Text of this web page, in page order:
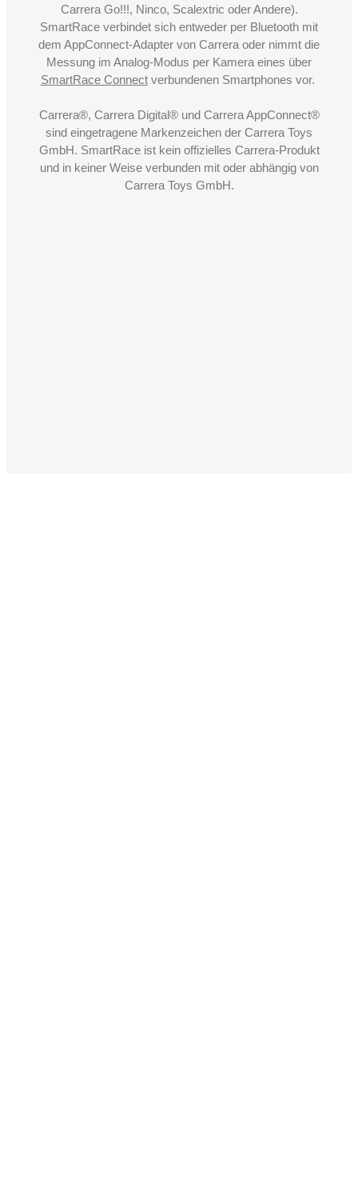
Carrera Go!!!, Ninco, Scalextric oder Andere).
SmartRace verbindet sich entweder per Bluetooth mit
dem AppConnect-Adapter von Carrera oder nimmt die
Messung im Analog-Modus per Kamera eines über
SmartRace Connectverbundenen Smartphones vor.
Carrera®, Carrera Digital® und Carrera AppConnect®
sind eingetragene Markenzeichen der Carrera Toys
GmbH. SmartRace ist kein offizielles Carrera-Produkt
und in keiner Weise verbunden mit oder abhängig von
Carrera Toys GmbH.